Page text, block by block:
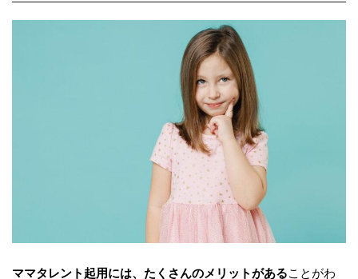
ママタレント起用には、たくさんのメリットがあることがわ